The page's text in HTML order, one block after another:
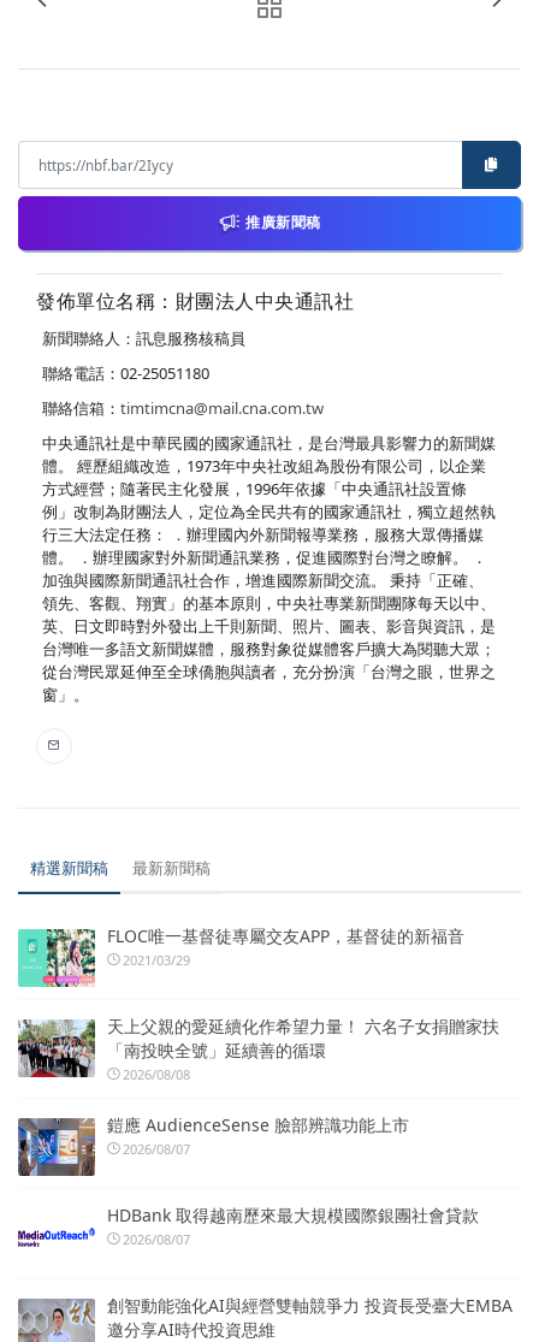
推廣新聞稿
發佈單位名稱：財團法人中央通訊社
新聞聯絡人：訊息服務核稿員
聯絡電話：02-25051180
聯絡信箱： timtimcna@mail.cna.com.tw
中央通訊社是中華民國的國家通訊社，是台灣最具影響力的新聞媒
體。 經歷組織改造，1973年中央社改組為股份有限公司，以企業
方式經營；隨著民主化發展，1996年依據「中央通訊社設置條
例」改制為財團法人，定位為全民共有的國家通訊社，獨立超然執
行三大法定任務： ．辦理國內外新聞報導業務，服務大眾傳播媒
體。 ．辦理國家對外新聞通訊業務，促進國際對台灣之瞭解。 ．
加強與國際新聞通訊社合作，增進國際新聞交流。 秉持「正確、
領先、客觀、翔實」的基本原則，中央社專業新聞團隊每天以中、
英、日文即時對外發出上千則新聞、照片、圖表、影音與資訊，是
台灣唯一多語文新聞媒體，服務對象從媒體客戶擴大為閱聽大眾；
從台灣民眾延伸至全球僑胞與讀者，充分扮演「台灣之眼，世界之
窗」。
精選新聞稿 最新新聞稿
FLOC唯一基督徒專屬交友APP，基督徒的新福音
2021/03/29
天上父親的愛延續化作希望力量！ 六名子女捐贈家扶
「南投映全號」延續善的循環
2026/08/08
鎧應 AudienceSense 臉部辨識功能上市
2026/08/07
HDBank 取得越南歷來最大規模國際銀團社會貸款
2026/08/07
創智動能強化AI與經營雙軸競爭力 投資長受臺大EMBA
邀分享AI時代投資思維